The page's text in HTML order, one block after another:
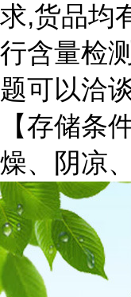
求,货品均
行含量检
题可以洽
【存储条
燥、阴凉